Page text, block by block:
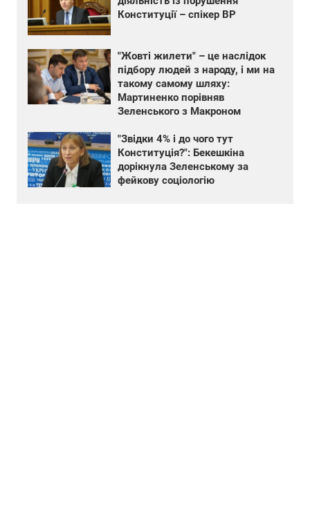
Конституції – спікер ВР
"Жовті жилети" – це наслідок
підбору людей з народу, і ми на
такому самому шляху:
Мартиненко порівняв
Зеленського з Макроном
"Звідки 4% і до чого тут
Конституція?": Бекешкіна
дорікнула Зеленському за
фейкову соціологію